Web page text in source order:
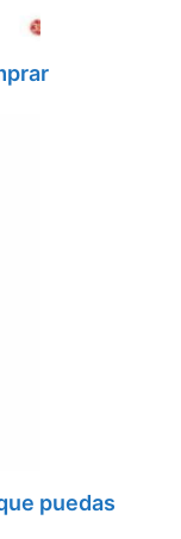
puedas